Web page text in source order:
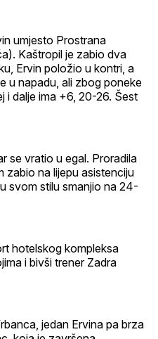
umjesto Prostrana
Kaštropil je zabio dva
Ervin položio u kontri, a
u napadu, ali zbog poneke
i dalje ima +6, 20-26. Šest
se vratio u egal. Proradila
zabio na lijepu asistenciju
svom stilu smanjio na 24-
hotelskog kompleksa
i bivši trener Zadra
jedan Ervina pa brza